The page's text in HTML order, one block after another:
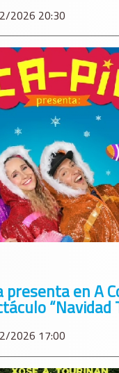
2026 20:30
presenta en A
“Navidad
2026 17:00